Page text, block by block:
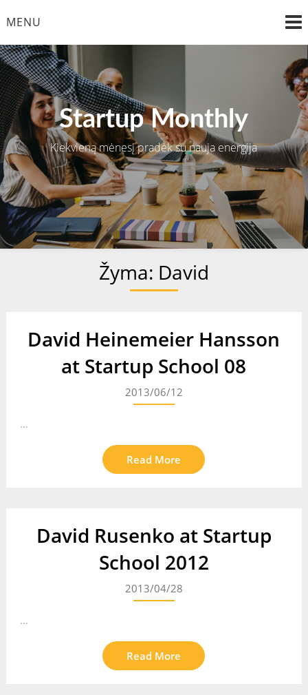
toMENU
Startup Monthly
Kiekvieną mėnesį pradėk su nauja energija
Žyma: David
David Heinemeier Hansson
at Startup School 08
2013/06/12
...
Read More
David Rusenko at Startup
School 2012
2013/04/28
...
Read More